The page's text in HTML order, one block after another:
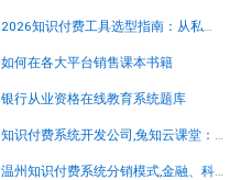
如何在各大平台销售课本书籍
银行从业资格在线教育系统题库
温州知识付费系统分销模式,金融、科技、社会等领域的最新发展趋势和动态一直备受关注。在这个信息爆炸的时代，人们渴望通过可靠且专业的渠道获取前沿知识，以应对当今日益加速的变化。而兔知云课堂正是满足了这一需求的理想平台。